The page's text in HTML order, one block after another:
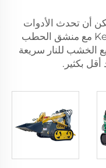
أن تحدث الأدوات
المناسبة فرقاً كبيراً. هنا يأتي دور Kesen مع منشق الحطب
الخشب للنار سريعة
بكثير.